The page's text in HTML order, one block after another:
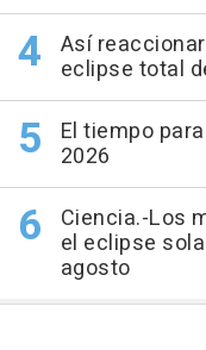
Así
eclipse total
El tiempo
2026
Ciencia.-Los
el eclipse
agosto